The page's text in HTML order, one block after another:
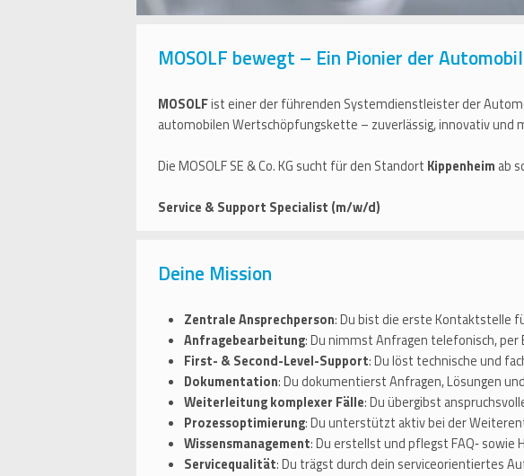
MOSOLF bewegt – Ein Pionier der
MOSOLFist einer der führenden Systemdienstleister der
automobilen Wertschöpfungskette – zuverlässig, innovativ
Die MOSOLF SE & Co. KG sucht für den Standort Kippenheim ab
Service & Support Specialist (m/w/d)
Deine Mission
Zentrale Ansprechperson: Du bist die erste Kontaktstelle
Anfragebearbeitung: Du nimmst Anfragen telefonisch,
First- & Second-Level-Support: Du löst technische und
Dokumentation: Du dokumentierst Anfragen, Lösungen
Weiterleitung komplexer Fälle: Du übergibst
Prozessoptimierung: Du unterstützt aktiv bei der
Wissensmanagement: Du erstellst und pflegst FAQ‑ sowie
Servicequalität: Du trägst durch dein serviceorientiertes